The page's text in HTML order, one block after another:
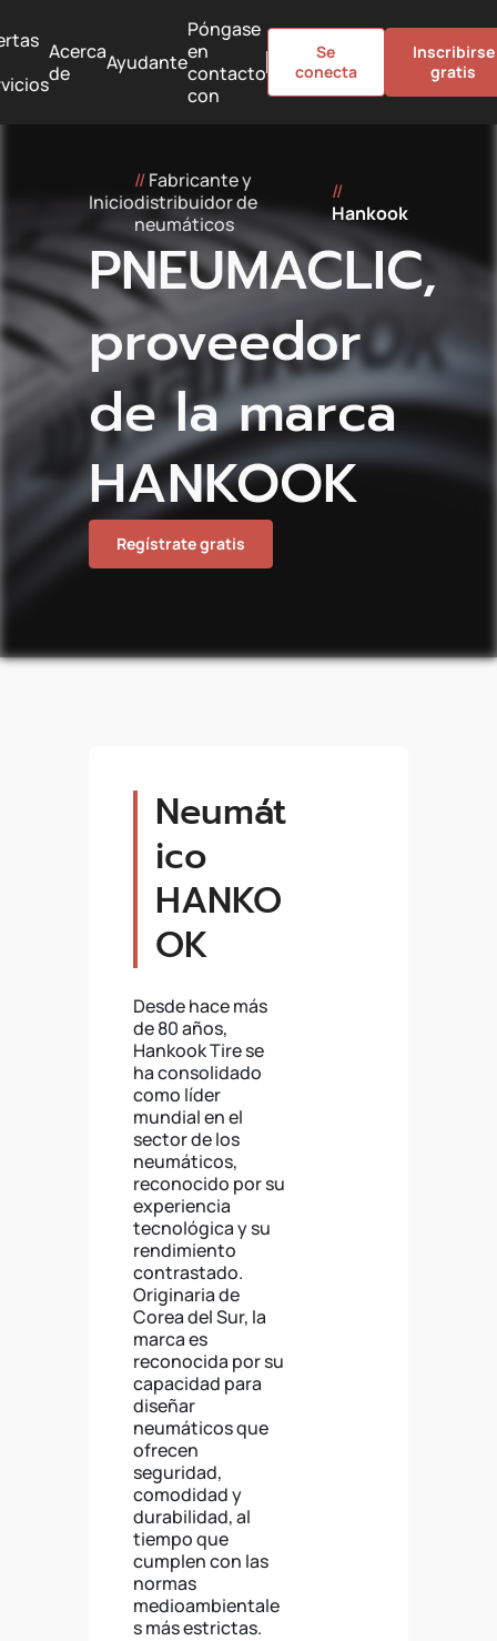
Acerca
de
Ayudante
Póngase
en
contacto
con
Se
conecta
Inscribirse
gratis
Inicio
//Fabricante y
distribuidor de
neumáticos
//
Hankook
PNEUMACLIC,
proveedor
de la marca
HANKOOK
Regístrate gratis
Neumát
ico
HANKO
OK
Desde hace más
de 80 años,
Hankook Tire se
ha consolidado
como líder
mundial en el
sector de los
neumáticos,
reconocido por su
experiencia
tecnológica y su
rendimiento
contrastado.
Originaria de
Corea del Sur, la
marca es
reconocida por su
capacidad para
diseñar
neumáticos que
ofrecen
seguridad,
comodidad y
durabilidad, al
tiempo que
cumplen con las
normas
medioambientale
s más estrictas.